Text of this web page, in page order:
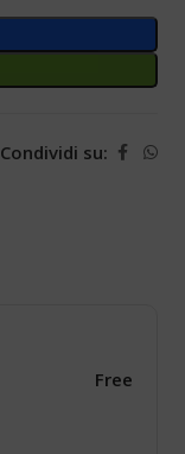
Condividi su:
Free